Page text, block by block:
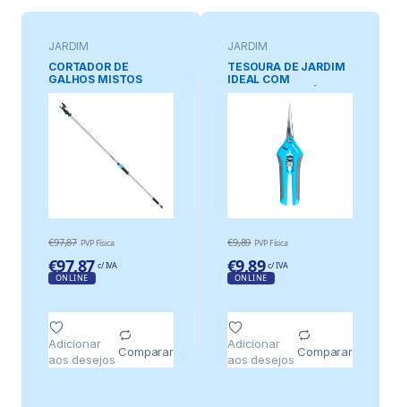
JARDIM
CORTADOR DE
GALHOS MISTOS
IDEAL, CAPACIDADE
MÁXIMA DE CORTE DE
Ø25 mm, 2 m
€97,87 PVP Física
€97,87 c/ IVA
ONLINE
Adicionar
aos desejos
Comparar
JARDIM
TESOURA DE JARDIM
IDEAL COM
CAPACIDADE MÁXIMA
DE CORTE DE Ø5 mm
€9,89 PVP Física
€9,89 c/ IVA
ONLINE
Adicionar
aos desejos
Comparar